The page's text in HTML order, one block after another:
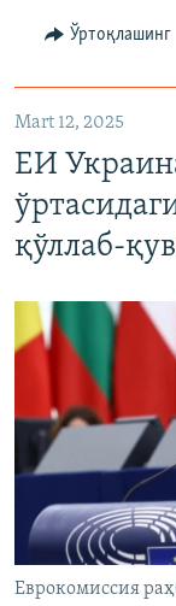
Ўртоқлашинг
Mart 12, 2025
ЕИ
қўллаб-
Еврокомиссия